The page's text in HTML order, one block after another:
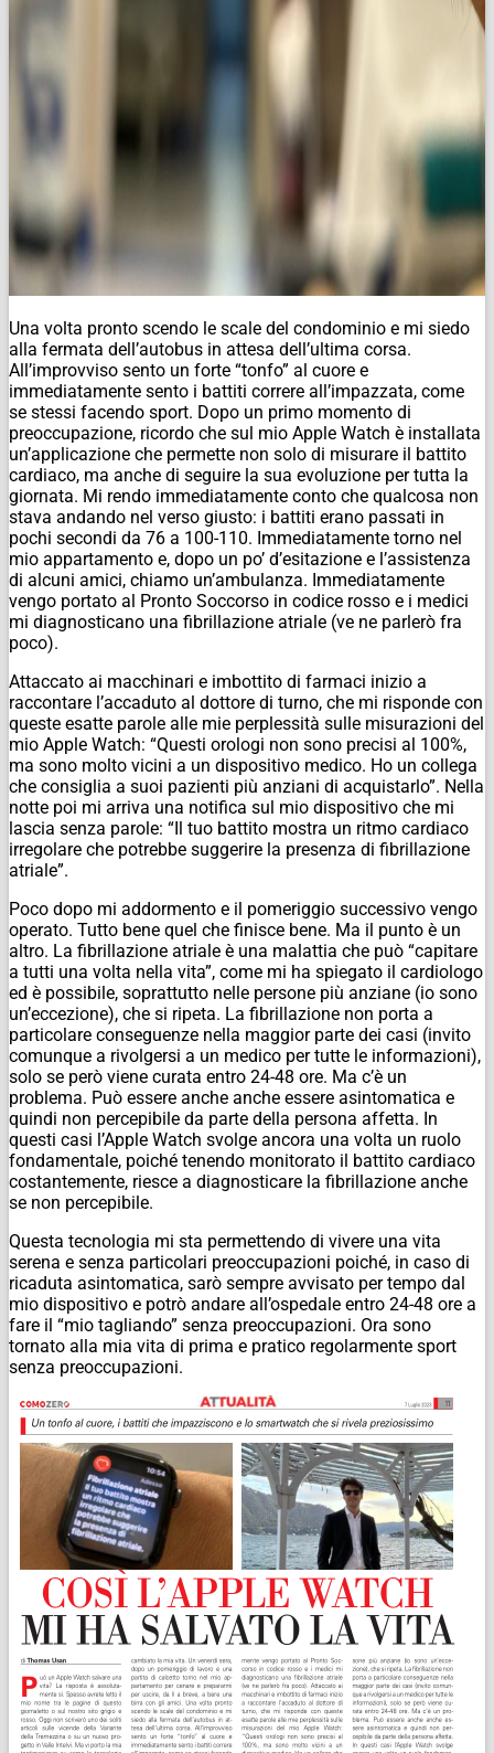
Una volta pronto scendo le scale del condominio e mi siedo
alla fermata dell’autobus in attesa dell’ultima corsa.
All’improvviso sento un forte “tonfo” al cuore e
immediatamente sento i battiti correre all’impazzata, come
se stessi facendo sport. Dopo un primo momento di
preoccupazione, ricordo che sul mio Apple Watch è installata
un’applicazione che permette non solo di misurare il battito
cardiaco, ma anche di seguire la sua evoluzione per tutta la
giornata. Mi rendo immediatamente conto che qualcosa non
stava andando nel verso giusto: i battiti erano passati in
pochi secondi da 76 a 100-110. Immediatamente torno nel
mio appartamento e, dopo un po’ d’esitazione e l’assistenza
di alcuni amici, chiamo un’ambulanza. Immediatamente
vengo portato al Pronto Soccorso in codice rosso e i medici
mi diagnosticano una fibrillazione atriale (ve ne parlerò fra
poco).
Attaccato ai macchinari e imbottito di farmaci inizio a
raccontare l’accaduto al dottore di turno, che mi risponde con
queste esatte parole alle mie perplessità sulle misurazioni del
mio Apple Watch: “Questi orologi non sono precisi al 100%,
ma sono molto vicini a un dispositivo medico. Ho un collega
che consiglia a suoi pazienti più anziani di acquistarlo”. Nella
notte poi mi arriva una notifica sul mio dispositivo che mi
lascia senza parole: “Il tuo battito mostra un ritmo cardiaco
irregolare che potrebbe suggerire la presenza di fibrillazione
atriale”.
Poco dopo mi addormento e il pomeriggio successivo vengo
operato. Tutto bene quel che finisce bene. Ma il punto è un
altro. La fibrillazione atriale è una malattia che può “capitare
a tutti una volta nella vita”, come mi ha spiegato il cardiologo
ed è possibile, soprattutto nelle persone più anziane (io sono
un’eccezione), che si ripeta. La fibrillazione non porta a
particolare conseguenze nella maggior parte dei casi (invito
comunque a rivolgersi a un medico per tutte le informazioni),
solo se però viene curata entro 24-48 ore. Ma c’è un
problema. Può essere anche anche essere asintomatica e
quindi non percepibile da parte della persona affetta. In
questi casi l’Apple Watch svolge ancora una volta un ruolo
fondamentale, poiché tenendo monitorato il battito cardiaco
costantemente, riesce a diagnosticare la fibrillazione anche
se non percepibile.
Questa tecnologia mi sta permettendo di vivere una vita
serena e senza particolari preoccupazioni poiché, in caso di
ricaduta asintomatica, sarò sempre avvisato per tempo dal
mio dispositivo e potrò andare all’ospedale entro 24-48 ore a
fare il “mio tagliando” senza preoccupazioni. Ora sono
tornato alla mia vita di prima e pratico regolarmente sport
senza preoccupazioni.